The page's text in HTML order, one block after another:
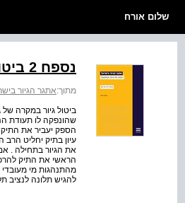
שלום אורח
נספח 2 ביטולי גיור: הצעה לשינוי כללי הדיון לגיור
מתוך:אתגר הגיור
ביטול גיור במקרה
שהונפקה לו תעודת
הספק יעביר את התיק
עיון בתיק יחליט
את הגיור בתחילה . אם
הראשי את התיק
מהתנהגות מי
להגיש תלונה לנציב